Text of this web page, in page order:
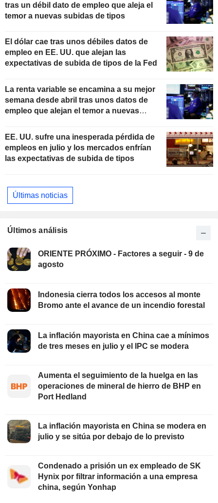
tras un débil dato de empleo que aleja el
temor a nuevas subidas de tipos
El dólar cae tras unos débiles datos de
empleo en EE. UU. que alejan las
expectativas de subida de tipos de la Fed
La renta variable se encamina a su mejor
semana desde abril tras unos datos de
empleo que alejan el temor a nuevas
EE. UU. sufre una inesperada pérdida de
empleos en julio y los mercados enfrían
las expectativas de subida de tipos
Últimas noticias
Últimos análisis
ORIENTE PRÓXIMO - Factores a seguir - 9 de
agosto
Indonesia cierra todos los accesos al monte
Bromo ante el avance de un incendio forestal
La inflación mayorista en China cae a mínimos
de tres meses en julio y el IPC se modera
Aumenta el seguimiento de la huelga en las
operaciones de mineral de hierro de BHP en
Port Hedland
La inflación mayorista en China se modera en
julio y se sitúa por debajo de lo previsto
Condenado a prisión un ex empleado de SK
Hynix por filtrar información a una empresa
china, según Yonhap